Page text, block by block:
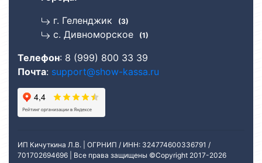
г. Геленджик
(3)
с. Дивноморское (1)
Телефон: 8 (999) 800 33 39
Почта: support@show-kassa.ru
ИП Кичуткина Л.В. | ОГРНИП / ИНН: 324774600336791 /
701702694696 | Все права защищены ©Copyright 2017-2026